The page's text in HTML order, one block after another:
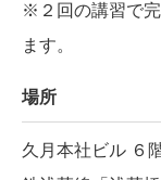
※２回の講習で
ます。
場所
久月本社ビル ６